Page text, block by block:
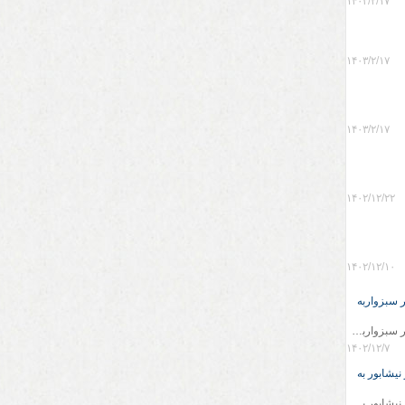
۱۴۰۳/۲/۱۷
۱۴۰۳/۲/۱۷
۱۴۰۲/۱۲/۲۲
۱۴۰۲/۱۲/۱۰
سبزواربه
امدادرسانی به حادثه برخورد خودرو کامیون با تریلی و واژگونی دودستگاه کامیون درمحور سبزواربه نیشابور
۱۴۰۲/۱۲/۷
به